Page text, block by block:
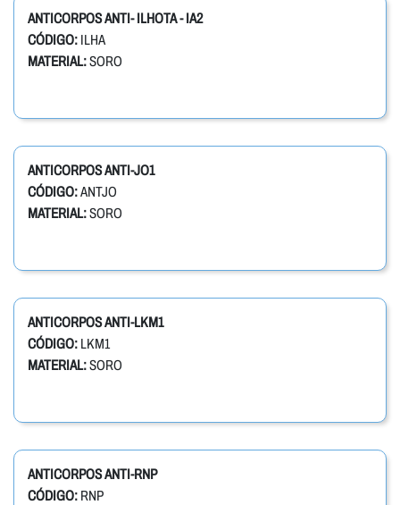
ANTICORPOS ANTI- ILHOTA - IA2
CÓDIGO: ILHA
MATERIAL:SORO
ANTICORPOS ANTI-JO1
CÓDIGO:ANTJO
MATERIAL:SORO
ANTICORPOS ANTI-LKM1
CÓDIGO: LKM1
MATERIAL:SORO
ANTICORPOS ANTI-RNP
CÓDIGO: RNP